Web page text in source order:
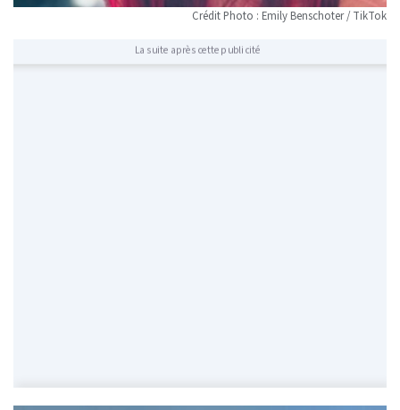
Crédit Photo : Emily Benschoter / TikTok
La suite après cette publicité